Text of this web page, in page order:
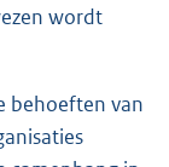
wordt
behoeften van